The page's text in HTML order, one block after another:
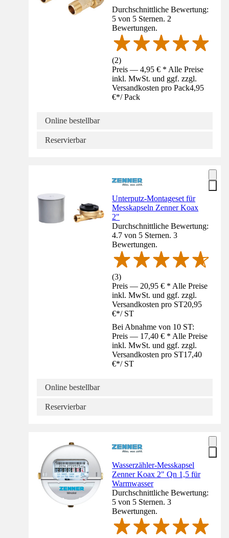
Durchschnittliche Bewertung:
5 von 5 Sternen. 2
Bewertungen.
(2)
Preis — 4,95 € * Alle Preise
inkl. MwSt. und ggf. zzgl.
Versandkosten pro Pack4,95
€*/ Pack
Online bestellbar
Reservierbar
Unterputz-Montageset für
Messkapseln Zenner Koax
2"
Durchschnittliche Bewertung:
4.7 von 5 Sternen. 3
Bewertungen.
(3)
Preis — 20,95 € * Alle Preise
inkl. MwSt. und ggf. zzgl.
Versandkosten pro ST20,95
€*/ ST
Bei Abnahme von 10 ST:
Preis — 17,40 € * Alle Preise
inkl. MwSt. und ggf. zzgl.
Versandkosten pro ST17,40
€*/ ST
Online bestellbar
Reservierbar
Wasserzähler-Messkapsel
Zenner Koax 2" Qn 1,5 für
Warmwasser
Durchschnittliche Bewertung:
5 von 5 Sternen. 3
Bewertungen.